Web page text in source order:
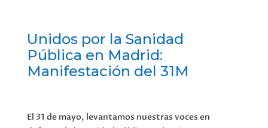
Unidos por la Sanidad
Pública en Madrid:
Manifestación del 31M
El 31 de mayo, levantamos nuestras voces en